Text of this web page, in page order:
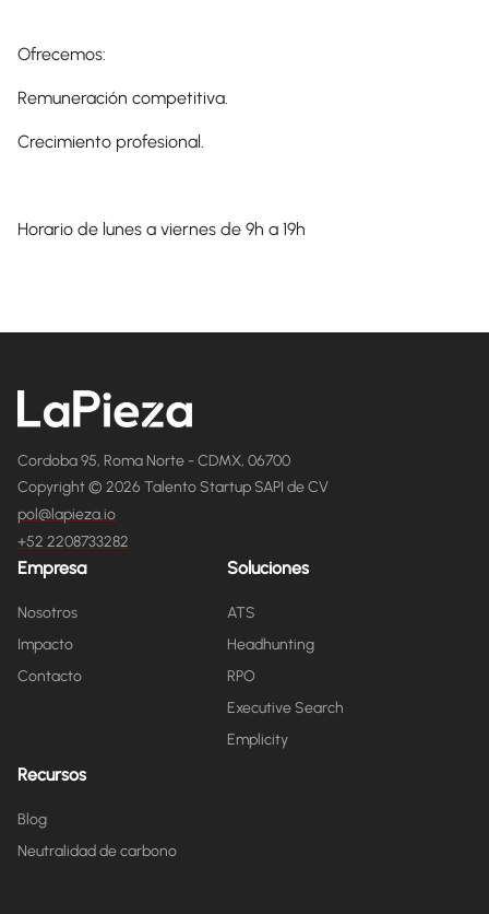
Ofrecemos:
Remuneración competitiva.
Crecimiento profesional.
Horario de lunes a viernes de 9h a 19h
Cordoba 95, Roma Norte - CDMX, 06700
Copyright © 2026 Talento Startup SAPI de CV
pol@lapieza.io
+52 2208733282
Empresa
Nosotros
Impacto
Contacto
Soluciones
ATS
Headhunting
RPO
Executive Search
Emplicity
Recursos
Blog
Neutralidad de carbono